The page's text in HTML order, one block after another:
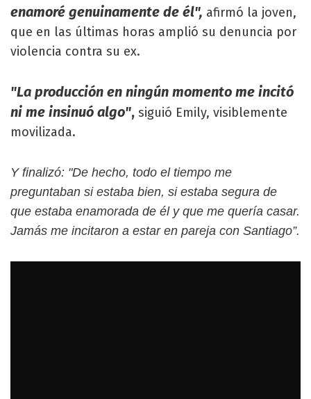
enamoré genuinamente de él", afirmó la joven,
que en las últimas horas amplió su denuncia por
violencia contra su ex.
"La producción en ningún momento me incitó
ni me insinuó algo", siguió Emily, visiblemente
movilizada.
Y finalizó: "De hecho, todo el tiempo me
preguntaban si estaba bien, si estaba segura de
que estaba enamorada de él y que me quería casar.
Jamás me incitaron a estar en pareja con Santiago”.